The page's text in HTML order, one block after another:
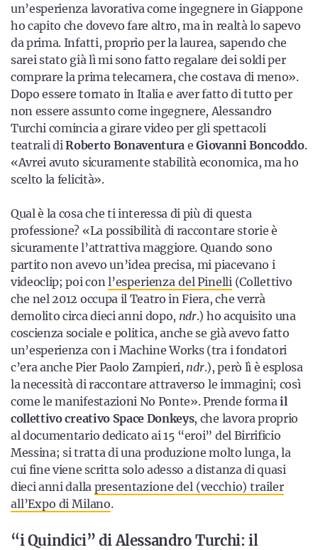
un’esperienza lavorativa come ingegnere in Giappone
ho capito che dovevo fare altro, ma in realtà lo sapevo
da prima. Infatti, proprio per la laurea, sapendo che
sarei stato già lì mi sono fatto regalare dei soldi per
comprare la prima telecamera, che costava di meno».
Dopo essere tornato in Italia e aver fatto di tutto per
non essere assunto come ingegnere, Alessandro
Turchi comincia a girare video per gli spettacoli
teatrali diRoberto Bonaventura e Giovanni Boncoddo.
«Avrei avuto sicuramente stabilità economica, ma ho
scelto la felicità».
Qual è la cosa che ti interessa di più di questa
professione? «La possibilità di raccontare storie è
sicuramente l’attrattiva maggiore. Quando sono
partito non avevo un’idea precisa, mi piacevano i
videoclip; poi con l’esperienza del Pinelli (Collettivo
che nel 2012 occupa il Teatro in Fiera, che verrà
demolito circa dieci anni dopo, ndr.) ho acquisito una
coscienza sociale e politica, anche se già avevo fatto
un’esperienza con i Machine Works (tra i fondatori
c’era anche Pier Paolo Zampieri, ndr.), però lì è esplosa
la necessità di raccontare attraverso le immagini; così
come le manifestazioni No Ponte». Prende forma il
collettivo creativo Space Donkeys, che lavora proprio
al documentario dedicato ai 15 “eroi” del Birrificio
Messina; si tratta di una produzione molto lunga, la
cui fine viene scritta solo adesso a distanza di quasi
dieci anni dalla presentazione del (vecchio) trailer
all’Expo di Milano.
“i Quindici” di Alessandro Turchi: il